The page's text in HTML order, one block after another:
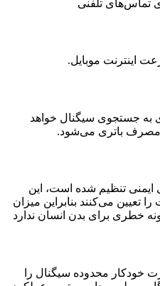
تماس‌های تلفنی
اینترنت موبایل.
به جستجوی سیگنال خواهد
مصرف باتری می‌شود.
ایمنی تنظیم شده است، این
تعیین می‌کنند بنابراین میزان
خطری برای بدن انسان ندارد
خودکار محدوده سیگنال را